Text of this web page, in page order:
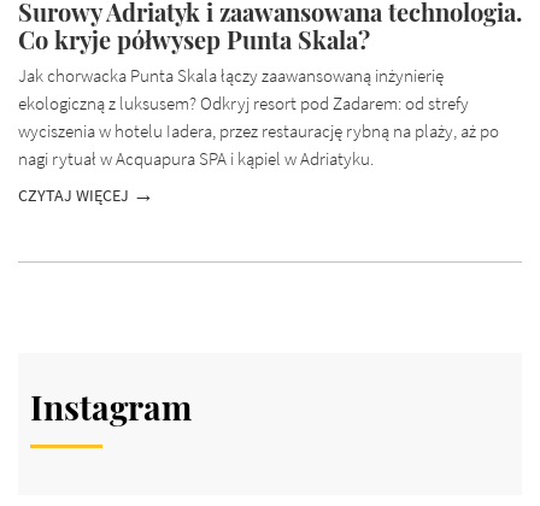
Surowy Adriatyk i zaawansowana technologia.
Co kryje półwysep Punta Skala?
Jak chorwacka Punta Skala łączy zaawansowaną inżynierię
ekologiczną z luksusem? Odkryj resort pod Zadarem: od strefy
wyciszenia w hotelu Iadera, przez restaurację rybną na plaży, aż po
nagi rytuał w Acquapura SPA i kąpiel w Adriatyku.
CZYTAJ WIĘCEJ
Instagram